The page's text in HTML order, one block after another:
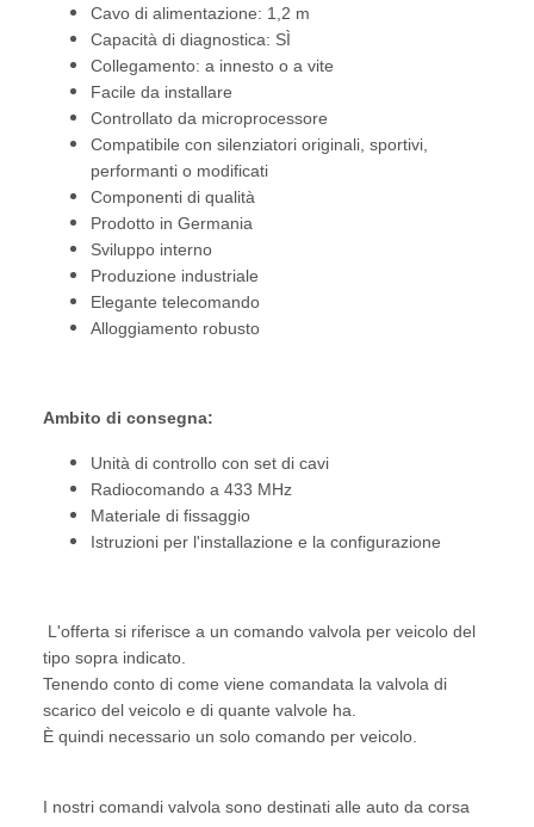
Cavo di alimentazione: 1,2 m
Capacità di diagnostica: SÌ
Collegamento: a innesto o a vite
Facile da installare
Controllato da microprocessore
Compatibile con silenziatori originali, sportivi,
performanti o modificati
Componenti di qualità
Prodotto in Germania
Sviluppo interno
Produzione industriale
Elegante telecomando
Alloggiamento robusto
Ambito di consegna:
Unità di controllo con set di cavi
Radiocomando a 433 MHz
Materiale di fissaggio
Istruzioni per l'installazione e la configurazione
L'offerta si riferisce a un comando valvola per veicolo del
tipo sopra indicato.
Tenendo conto di come viene comandata la valvola di
scarico del veicolo e di quante valvole ha.
È quindi necessario un solo comando per veicolo.
I nostri comandi valvola sono destinati alle auto da corsa